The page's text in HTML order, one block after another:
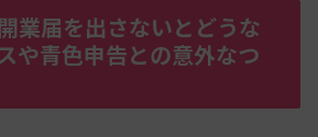
業届を出さないとどうな
や青色申告との意外なつ